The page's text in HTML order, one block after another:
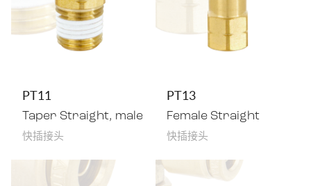
PT11
Taper Straight, male
快插接头
PT13
Female Straight
快插接头